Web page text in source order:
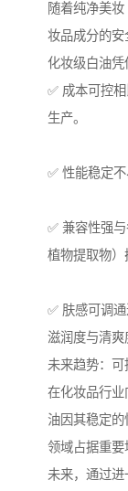
随着纯净美妆
妆品成分的安
化妆级白油凭
✅ 成本可控
生产。
✅ 性能稳定
✅ 兼容性强
植物提取物）
✅ 肤感可调
滋润度与清爽
未来趋势：可
在化妆品行
油因其稳定
领域占据重要
未来，通过进